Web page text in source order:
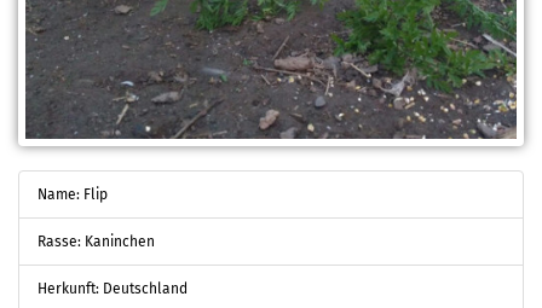
Name: Flip
Rasse: Kaninchen
Herkunft: Deutschland